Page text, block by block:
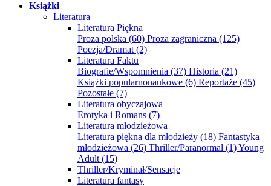
Książki
Literatura
Literatura Piękna
Proza polska (60) Proza zagraniczna (125)
Poezja/Dramat (2)
Literatura Faktu
Biografie/Wspomnienia (37) Historia (21)
Książki popularnonaukowe (6) Reportaże (45)
Pozostałe (7)
Literatura obyczajowa
Erotyka i Romans (7)
Literatura młodzieżowa
Literatura piękna dla młodzieży (18) Fantastyka
młodzieżowa (26) Thriller/Paranormal (1)Young
Adult (15)
Thriller/Kryminał/Sensacje
Literatura fantasy